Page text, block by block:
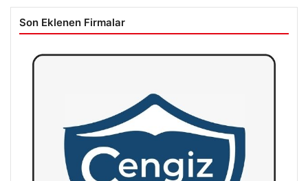
Son Eklenen Firmalar